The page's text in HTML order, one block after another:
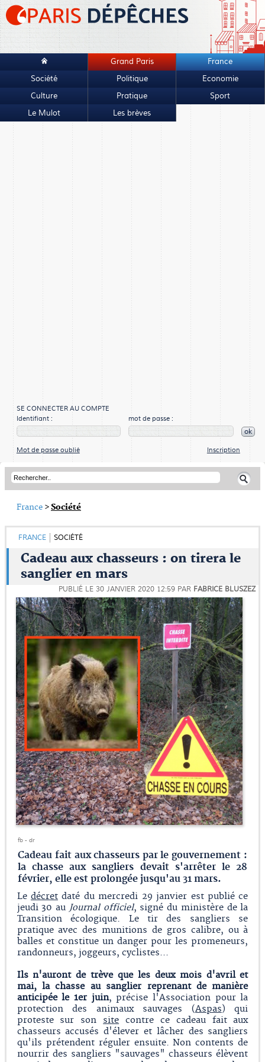
Grand Paris
France
Société
Politique
Economie
Culture
Pratique
Sport
Le Mulot
Les brèves
SE CONNECTER AU COMPTE
Identifiant :
mot de passe :
ok
Mot de passe oublié Inscription
France >Société
FRANCE SOCIÉTÉ
Cadeau aux chasseurs : on tirera le
sanglier en mars
PUBLIÉ LE 30 JANVIER 2020 12:59 PAR FABRICE BLUSZEZ
fb - dr
Cadeau fait aux chasseurs par le gouvernement :
la chasse aux sangliers devait s'arrêter le 28
février, elle est prolongée jusqu'au 31 mars.
Ledécret daté du mercredi 29 janvier est publié ce
jeudi 30 au Journal officiel, signé du ministère de la
Transition écologique. Le tir des sangliers se
pratique avec des munitions de gros calibre, ou à
balles et constitue un danger pour les promeneurs,
randonneurs, joggeurs, cyclistes...
Ils n'auront de trève que les deux mois d'avril et
mai, la chasse au sanglier reprenant de manière
anticipée le 1er juin, précise l'Association pour la
protection des animaux sauvages (Aspas) qui
proteste sur son site contre ce cadeau fait aux
chasseurs accusés d'élever et lâcher des sangliers
qu'ils prétendent réguler ensuite. Non contents de
nourrir des sangliers "sauvages" chasseurs élèvent